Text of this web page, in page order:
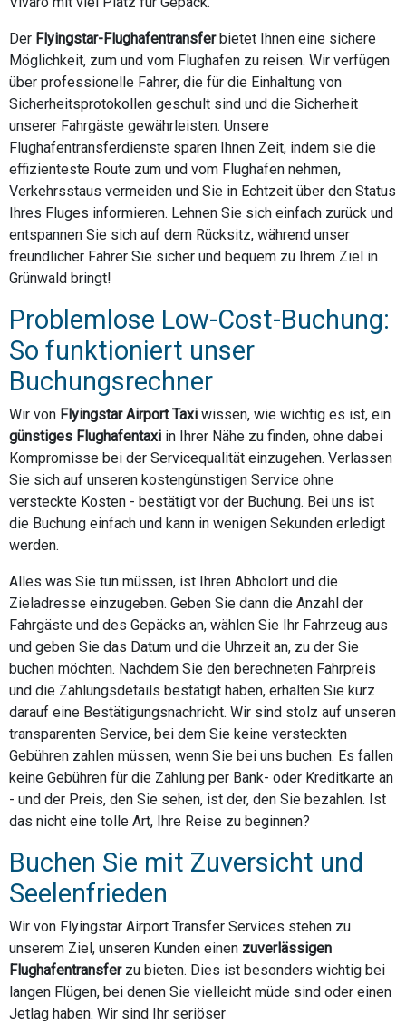
Der Flyingstar-Flughafentransferbietet Ihnen eine sichere
Möglichkeit, zum und vom Flughafen zu reisen. Wir verfügen
über professionelle Fahrer, die für die Einhaltung von
Sicherheitsprotokollen geschult sind und die Sicherheit
unserer Fahrgäste gewährleisten. Unsere
Flughafentransferdienste sparen Ihnen Zeit, indem sie die
effizienteste Route zum und vom Flughafen nehmen,
Verkehrsstaus vermeiden und Sie in Echtzeit über den Status
Ihres Fluges informieren. Lehnen Sie sich einfach zurück und
entspannen Sie sich auf dem Rücksitz, während unser
freundlicher Fahrer Sie sicher und bequem zu Ihrem Ziel in
Grünwald bringt!
Problemlose Low-Cost-Buchung:
So funktioniert unser
Buchungsrechner
Wir von Flyingstar Airport Taxi wissen, wie wichtig es ist, ein
günstiges Flughafentaxi in Ihrer Nähe zu finden, ohne dabei
Kompromisse bei der Servicequalität einzugehen. Verlassen
Sie sich auf unseren kostengünstigen Service ohne
versteckte Kosten - bestätigt vor der Buchung. Bei uns ist
die Buchung einfach und kann in wenigen Sekunden erledigt
werden.
Alles was Sie tun müssen, ist Ihren Abholort und die
Zieladresse einzugeben. Geben Sie dann die Anzahl der
Fahrgäste und des Gepäcks an, wählen Sie Ihr Fahrzeug aus
und geben Sie das Datum und die Uhrzeit an, zu der Sie
buchen möchten. Nachdem Sie den berechneten Fahrpreis
und die Zahlungsdetails bestätigt haben, erhalten Sie kurz
darauf eine Bestätigungsnachricht. Wir sind stolz auf unseren
transparenten Service, bei dem Sie keine versteckten
Gebühren zahlen müssen, wenn Sie bei uns buchen. Es fallen
keine Gebühren für die Zahlung per Bank- oder Kreditkarte an
- und der Preis, den Sie sehen, ist der, den Sie bezahlen. Ist
das nicht eine tolle Art, Ihre Reise zu beginnen?
Buchen Sie mit Zuversicht und
Seelenfrieden
Wir von Flyingstar Airport Transfer Services stehen zu
unserem Ziel, unseren Kunden einen zuverlässigen
Flughafentransferzu bieten. Dies ist besonders wichtig bei
langen Flügen, bei denen Sie vielleicht müde sind oder einen
Jetlag haben. Wir sind Ihr seriöser